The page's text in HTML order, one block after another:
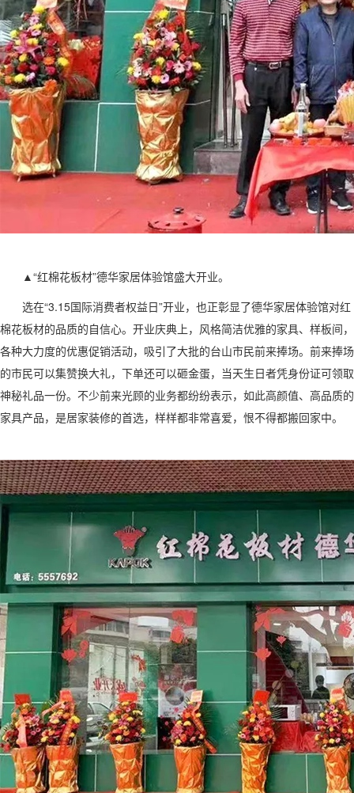
▲“红棉花板材”德华家居体验馆盛大开业。
选在“3.15国际消费者权益日”开业，也正彰显了德华家居体验馆对红
棉花板材的品质的自信心。开业庆典上，风格简洁优雅的家具、样板间，
各种大力度的优惠促销活动，吸引了大批的台山市民前来捧场。前来捧场
的市民可以集赞换大礼，下单还可以砸金蛋，当天生日者凭身份证可领取
神秘礼品一份。不少前来光顾的业务都纷纷表示，如此高颜值、高品质的
家具产品，是居家装修的首选，样样都非常喜爱，恨不得都搬回家中。